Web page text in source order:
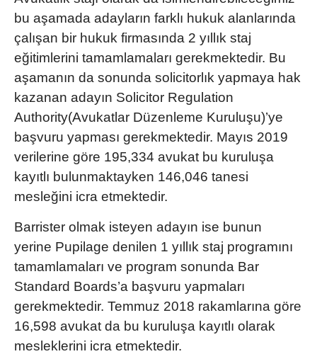
bu aşamada adayların farklı hukuk alanlarında
çalışan bir hukuk firmasında 2 yıllık staj
eğitimlerini tamamlamaları gerekmektedir. Bu
aşamanın da sonunda solicitorlık yapmaya hak
kazanan adayın Solicitor Regulation
Authority(Avukatlar Düzenleme Kuruluşu)’ye
başvuru yapması gerekmektedir. Mayıs 2019
verilerine göre 195,334 avukat bu kuruluşa
kayıtlı bulunmaktayken 146,046 tanesi
mesleğini icra etmektedir.
Barrister olmak isteyen adayın ise bunun
yerine Pupilage denilen 1 yıllık staj programını
tamamlamaları ve program sonunda Bar
Standard Boards’a başvuru yapmaları
gerekmektedir. Temmuz 2018 rakamlarına göre
16,598 avukat da bu kuruluşa kayıtlı olarak
mesleklerini icra etmektedir.